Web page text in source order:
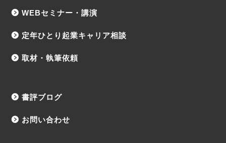
WEBセミナー・講演
定年ひとり起業キャリア相談
取材・執筆依頼
書評ブログ
お問い合わせ